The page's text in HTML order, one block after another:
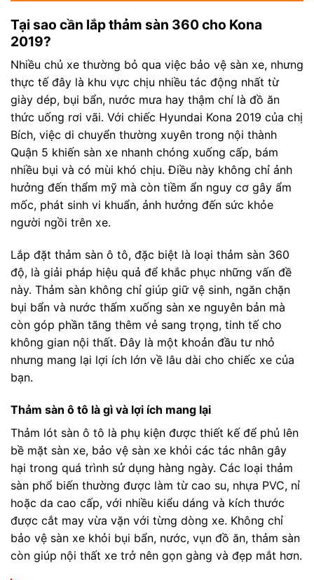
Tại sao cần lắp thảm sàn 360 cho Kona
2019?
Nhiều chủ xe thường bỏ qua việc bảo vệ sàn xe, nhưng
thực tế đây là khu vực chịu nhiều tác động nhất từ
giày dép, bụi bẩn, nước mưa hay thậm chí là đồ ăn
thức uống rơi vãi. Với chiếc Hyundai Kona 2019 của chị
Bích, việc di chuyển thường xuyên trong nội thành
Quận 5 khiến sàn xe nhanh chóng xuống cấp, bám
nhiều bụi và có mùi khó chịu. Điều này không chỉ ảnh
hưởng đến thẩm mỹ mà còn tiềm ẩn nguy cơ gây ẩm
mốc, phát sinh vi khuẩn, ảnh hưởng đến sức khỏe
người ngồi trên xe.
Lắp đặt thảm sàn ô tô, đặc biệt là loại thảm sàn 360
độ, là giải pháp hiệu quả để khắc phục những vấn đề
này. Thảm sàn không chỉ giúp giữ vệ sinh, ngăn chặn
bụi bẩn và nước thấm xuống sàn xe nguyên bản mà
còn góp phần tăng thêm vẻ sang trọng, tinh tế cho
không gian nội thất. Đây là một khoản đầu tư nhỏ
nhưng mang lại lợi ích lớn về lâu dài cho chiếc xe của
bạn.
Thảm sàn ô tô là gì và lợi ích mang lại
Thảm lót sàn ô tô là phụ kiện được thiết kế để phủ lên
bề mặt sàn xe, bảo vệ sàn xe khỏi các tác nhân gây
hại trong quá trình sử dụng hàng ngày. Các loại thảm
sàn phổ biến thường được làm từ cao su, nhựa PVC, nỉ
hoặc da cao cấp, với nhiều kiểu dáng và kích thước
được cắt may vừa vặn với từng dòng xe. Không chỉ
bảo vệ sàn xe khỏi bụi bẩn, nước, vụn đồ ăn, thảm sàn
còn giúp nội thất xe trở nên gọn gàng và đẹp mắt hơn.